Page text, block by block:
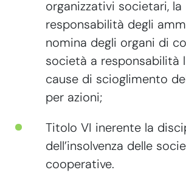
organizzativi societari, la
responsabilità degli
nomina degli organi di
società a responsabilità
cause di scioglimento
per azioni;
Titolo VI inerente la
dell’insolvenza delle
cooperative.